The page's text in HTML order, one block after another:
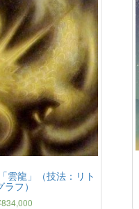
雲龍」（技法：リト
ラフ）
834,000